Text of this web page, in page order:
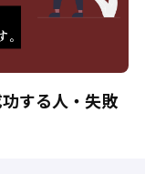
する人・失敗